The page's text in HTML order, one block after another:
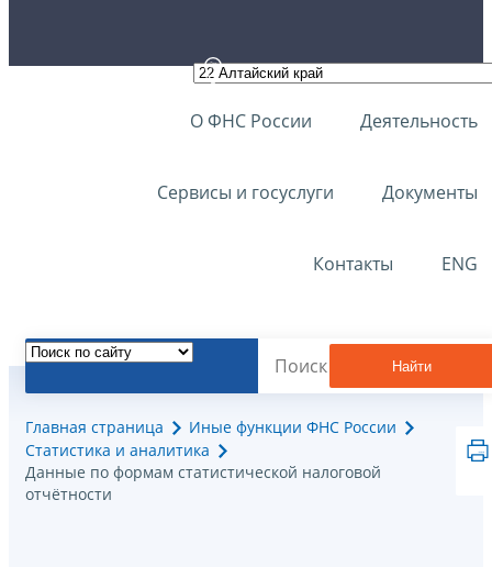
О ФНС России Деятельность
Сервисы и госуслуги Документы
Контакты ENG
Найти
Главная страница
Иные функции ФНС России
Статистика и аналитика
Данные по формам статистической налоговой
отчётности